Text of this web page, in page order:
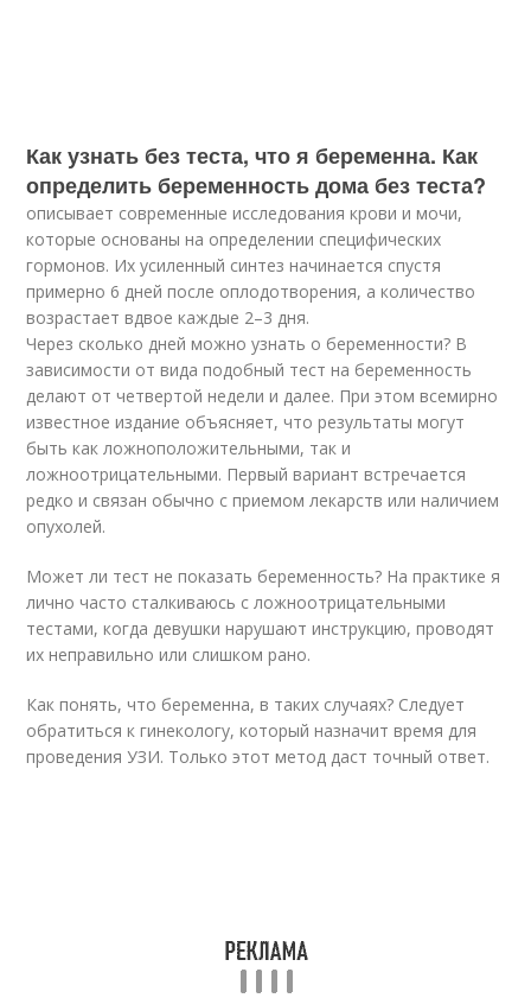
Как узнать без теста, что я беременна. Как
определить беременность дома без теста?
описывает современные исследования крови и мочи,
которые основаны на определении специфических
гормонов. Их усиленный синтез начинается спустя
примерно 6 дней после оплодотворения, а количество
возрастает вдвое каждые 2–3 дня.
Через сколько дней можно узнать о беременности? В
зависимости от вида подобный тест на беременность
делают от четвертой недели и далее. При этом всемирно
известное издание объясняет, что результаты могут
быть как ложноположительными, так и
ложноотрицательными. Первый вариант встречается
редко и связан обычно с приемом лекарств или наличием
опухолей.
Может ли тест не показать беременность? На практике я
лично часто сталкиваюсь с ложноотрицательными
тестами, когда девушки нарушают инструкцию, проводят
их неправильно или слишком рано.
Как понять, что беременна, в таких случаях? Следует
обратиться к гинекологу, который назначит время для
проведения УЗИ. Только этот метод даст точный ответ.